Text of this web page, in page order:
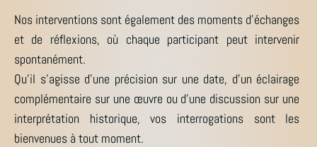
Nos interventions sont également des moments d’échanges
et de réflexions, où chaque participant peut intervenir
spontanément.
Qu’il s’agisse d’une précision sur une date, d’un éclairage
complémentaire sur une œuvre ou d’une discussion sur une
interprétation historique, vos interrogations sont les
bienvenues à tout moment.